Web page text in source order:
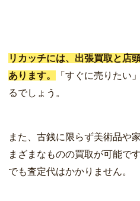
リカッチには、出張買取と店
あります。
「すぐに売りたい
るでしょう。
また、古銭に限らず美術品や
まざまなものの買取が可能で
でも査定代はかかりません。